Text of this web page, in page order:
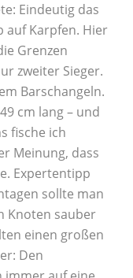
Eindeutig das
auf Karpfen. Hier
Grenzen
zweiter Sieger.
Barschangeln.
cm lang – und
fische ich
Meinung, dass
Expertentipp
sollte man
Knoten sauber
einen großen
Den